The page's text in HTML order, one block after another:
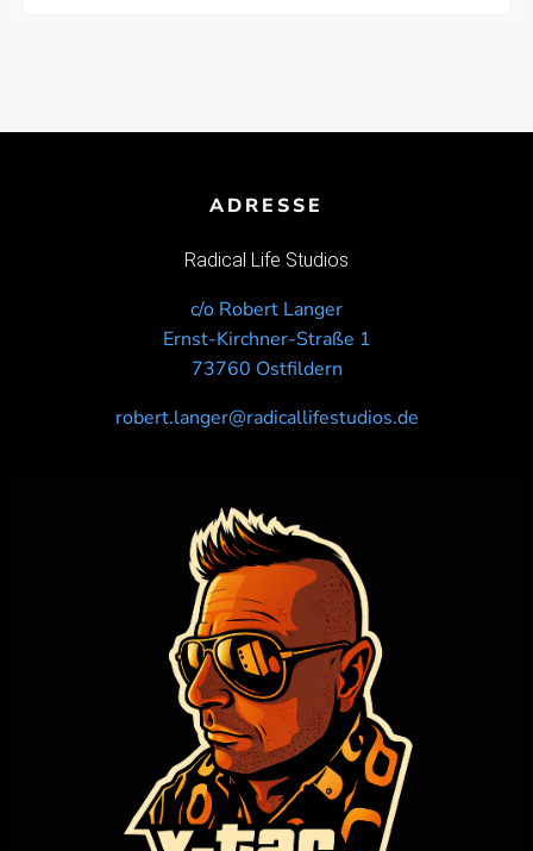
ADRESSE
Radical Life Studios
c/o Robert Langer
Ernst-Kirchner-Straße 1
73760 Ostfildern
robert.langer@radicallifestudios.de